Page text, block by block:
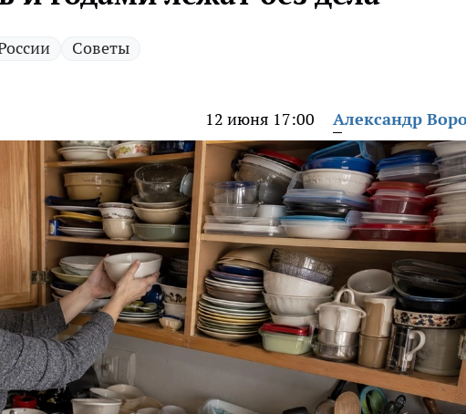
Советы
12 июня 17:00 Александр